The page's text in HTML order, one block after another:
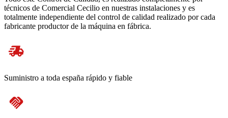
técnicos de Comercial Cecilio en nuestras instalaciones y es
totalmente independiente del control de calidad realizado por cada
fabricante productor de la máquina en fábrica.
Suministro a toda españa rápido y fiable